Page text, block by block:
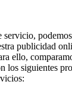
servicio,
publicidad
ello,
los siguientes